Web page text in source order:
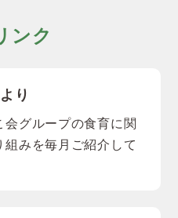
ンク
り
会グループの食育に関
組みを毎月ご紹介して